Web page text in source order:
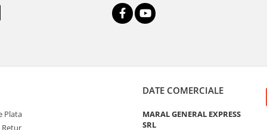
Plata
Retur
DATE COMERCIALE
MARAL GENERAL EXPRESS
SRL